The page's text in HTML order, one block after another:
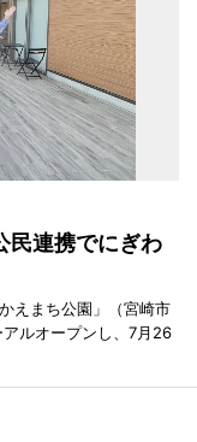
連携でにぎわ
えまち公園」（宮崎市
ルオープンし、7月26